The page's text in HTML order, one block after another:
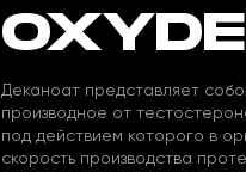
Деканоат представляет
производное от
под действием которого в
скорость производства